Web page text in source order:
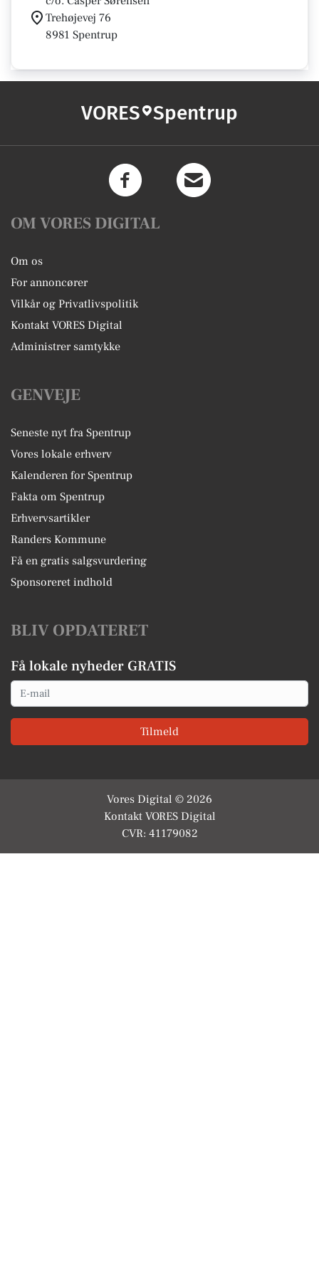
Trehøjevej 76
8981 Spentrup
VORES Spentrup
OM VORES DIGITAL
Om os
For annoncører
Vilkår og Privatlivspolitik
Kontakt VORES Digital
Administrer samtykke
GENVEJE
Seneste nyt fra Spentrup
Vores lokale erhverv
Kalenderen for Spentrup
Fakta om Spentrup
Erhvervsartikler
Randers Kommune
Få en gratis salgsvurdering
Sponsoreret indhold
BLIV OPDATERET
Få lokale nyheder GRATIS
Email
Tilmeld
Vores Digital © 2026
Kontakt VORES Digital
CVR: 41179082